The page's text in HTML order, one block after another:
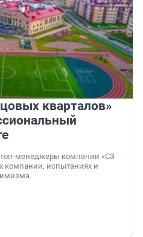
кварталов»
менеджеры компании «СЗ
компании, испытаниях и